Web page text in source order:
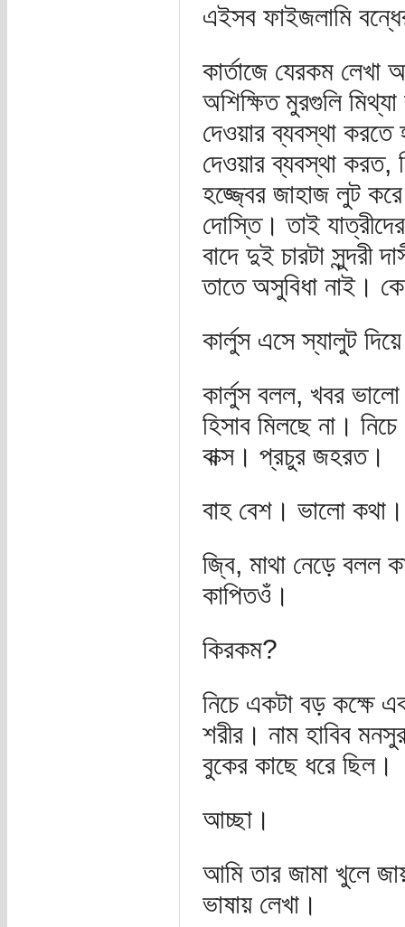
এইসব ফাইজলামি
কার্তাজে যেরকম
অশিক্ষিত মুরগুলি
দেওয়ার ব্যবস্থা
দেওয়ার ব্যবস্থা করত,
হজ্জ্বের জাহাজ লুট
দোস্তি। তাই
বাদে দুই চারটা সুন্দরী
তাতে অসুবিধা নাই।
কার্লুস এসে স্যালুট
কার্লুস বলল, খবর ভালো
হিসাব মিলছে না।
বাক্স। প্রচুর জহরত।
বাহ বেশ। ভালো কথা।
জ্বি, মাথা নেড়ে বলল
কাপিতওঁ।
কিরকম?
নিচে একটা বড় কক্ষে
শরীর। নাম হাবিব
বুকের কাছে ধরে ছিল।
আচ্ছা।
আমি তার জামা খুলে
ভাষায় লেখা।